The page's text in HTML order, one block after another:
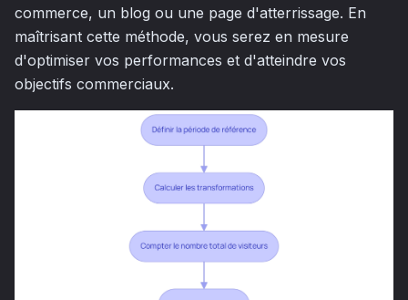
commerce, un blog ou une page d'atterrissage. En
maîtrisant cette méthode, vous serez en mesure
d'optimiser vos performances et d'atteindre vos
objectifs commerciaux.